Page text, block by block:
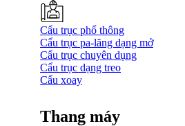
Cẩu trục phổ thông
Cẩu trục pa-lăng dạng mở
Cẩu trục chuyên dụng
Cẩu trục dạng treo
Cẩu xoay
Thang máy